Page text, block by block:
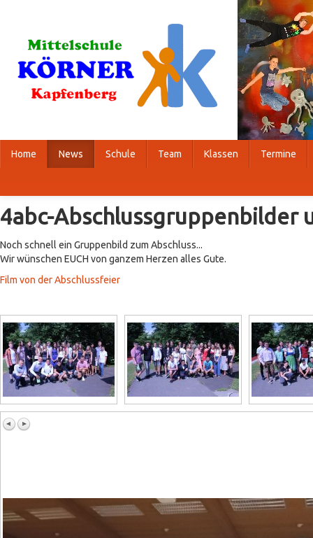
Home News Schule Team Klassen Termine
4abc-Abschlussgruppenbilder
Noch schnell ein Gruppenbild zum Abschluss...
Wir wünschen EUCH von ganzem Herzen alles Gute.
Film von der Abschlussfeier